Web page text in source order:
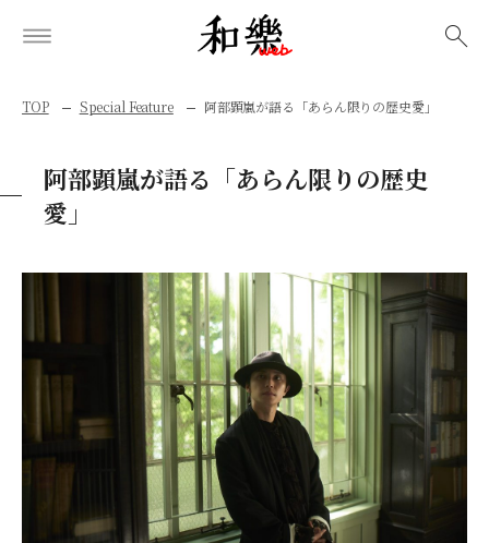
TOP Special Feature 阿部顕嵐が語る「あらん限りの歴史愛」
阿部顕嵐が語る「あらん限りの歴史
愛」